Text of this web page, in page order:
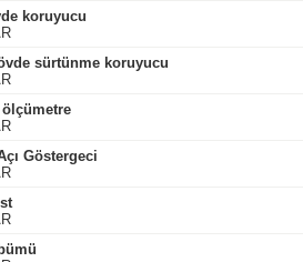
koruyucu
sürtünme koruyucu
ölçümetre
Göstergeci